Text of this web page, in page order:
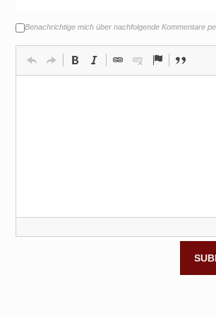
Benachrichtige mich über nachfolgende Kommentare